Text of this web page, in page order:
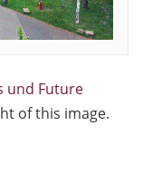
und Future
of this image.